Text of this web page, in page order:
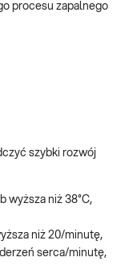
procesu zapalnego
szybki rozwój
wyższa niż 38°C,
niż 20/minutę,
serca/minutę,